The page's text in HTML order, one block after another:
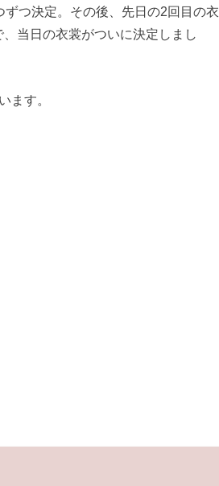
つ決定。その後、先日の2回目の衣
当日の衣裳がついに決定しまし
ます。